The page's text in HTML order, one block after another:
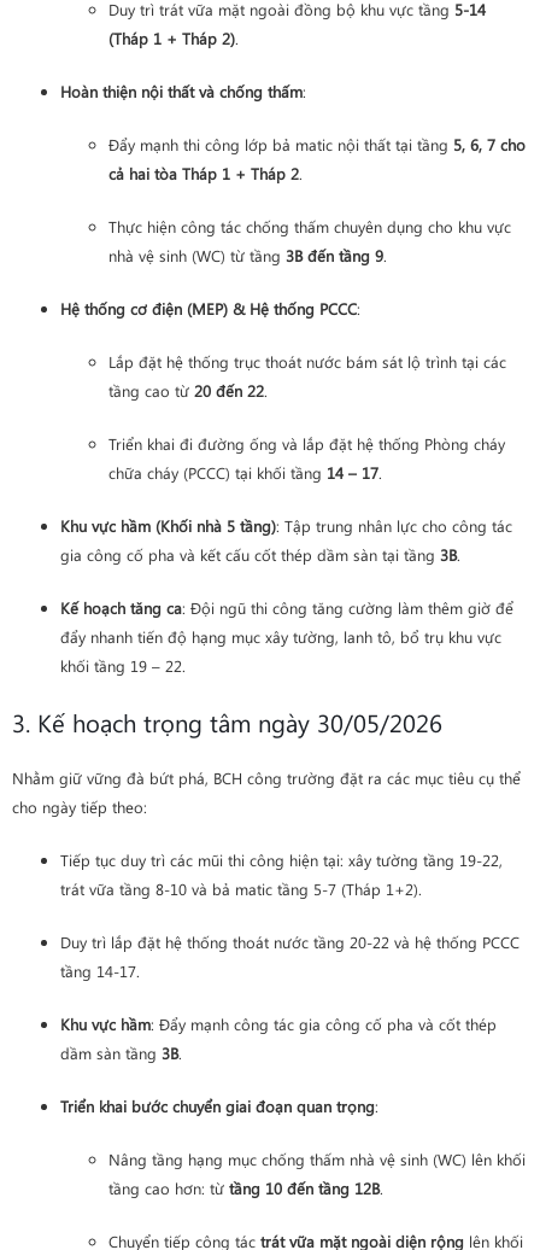
Duy trì trát vữa mặt ngoài đồng bộ khu vực tầng 5-14
(Tháp 1 + Tháp 2).
Hoàn thiện nội thất và chống thấm:
Đẩy mạnh thi công lớp bả matic nội thất tại tầng 5, 6, 7 cho
cả hai tòa Tháp 1 + Tháp 2.
Thực hiện công tác chống thấm chuyên dụng cho khu vực
nhà vệ sinh (WC) từ tầng 3B đến tầng 9.
Hệ thống cơ điện (MEP) & Hệ thống PCCC:
Lắp đặt hệ thống trục thoát nước bám sát lộ trình tại các
tầng cao từ 20 đến 22.
Triển khai đi đường ống và lắp đặt hệ thống Phòng cháy
chữa cháy (PCCC) tại khối tầng 14 – 17.
Khu vực hầm (Khối nhà 5 tầng): Tập trung nhân lực cho công tác
gia công cố pha và kết cấu cốt thép dầm sàn tại tầng 3B.
Kế hoạch tăng ca: Đội ngũ thi công tăng cường làm thêm giờ để
đẩy nhanh tiến độ hạng mục xây tường, lanh tô, bổ trụ khu vực
khối tầng 19 – 22.
3. Kế hoạch trọng tâm ngày 30/05/2026
Nhằm giữ vững đà bứt phá, BCH công trường đặt ra các mục tiêu cụ thể
cho ngày tiếp theo:
Tiếp tục duy trì các mũi thi công hiện tại: xây tường tầng 19-22,
trát vữa tầng 8-10 và bả matic tầng 5-7 (Tháp 1+2).
Duy trì lắp đặt hệ thống thoát nước tầng 20-22 và hệ thống PCCC
tầng 14-17.
Khu vực hầm: Đẩy mạnh công tác gia công cố pha và cốt thép
dầm sàn tầng 3B.
Triển khai bước chuyển giai đoạn quan trọng:
Nâng tầng hạng mục chống thấm nhà vệ sinh (WC) lên khối
tầng cao hơn: từ tầng 10 đến tầng 12B.
Chuyển tiếp công tác trát vữa mặt ngoài diện rộng lên khối